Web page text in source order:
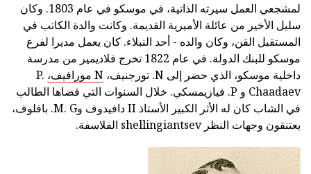
لمشجعي العمل سيرته الذاتية، في موسكو في عام 1803. وكان
سليل الأخير من عائلة الأميرية القديمة. وكانت والدة الكاتب في
المستقبل القن، وكان والده - أحد النبلاء. كان يعمل مديرا لفرع
موسكو للبنك الدولة. في عام 1822 تخرج فلاديمير من مدرسة
داخلية موسكو، الذي حضر إلى N. تورجنيف،
N مورافيف،
P.
Chaadaev و P. فيازيمسكي. خلال السنوات التي قضاها الطالب
في الشاب كان له الأثر الكبير الأستاذ II دافيدوف وM. G. بافلوف،
يعتنقون وجهات النظر shellingiantsev الفلاسفة.